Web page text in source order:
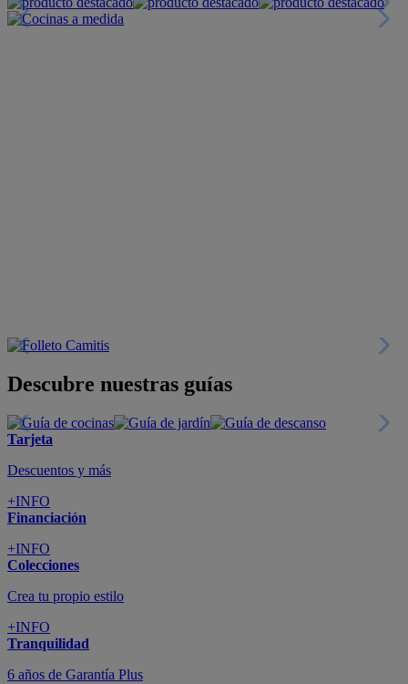
Descubre nuestras guías
Tarjeta
Descuentos y más
+INFO
Financiación
+INFO
Colecciones
Crea tu propio estilo
+INFO
Tranquilidad
6 años de Garantía Plus